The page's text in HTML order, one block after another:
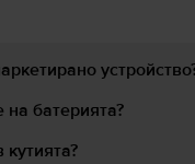
батерията?